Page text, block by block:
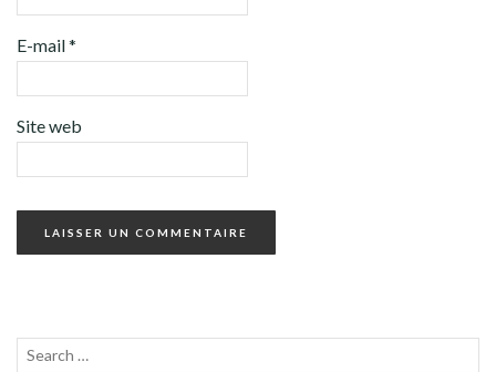
E-mail*
Site web
Recherche